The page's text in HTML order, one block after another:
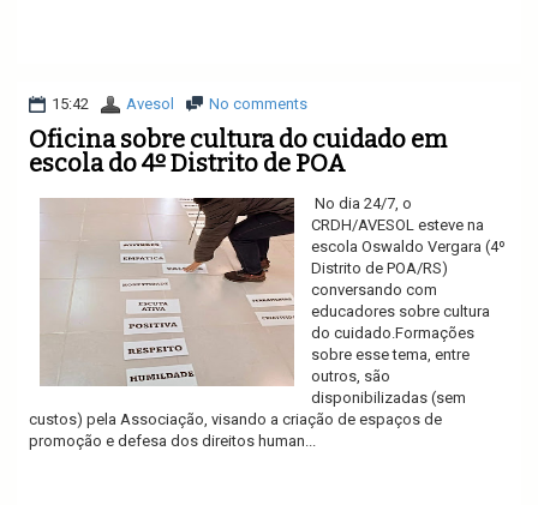
15:42 Avesol No comments
Oficina sobre cultura do cuidado em
escola do 4º Distrito de POA
No dia 24/7, o
CRDH/AVESOL esteve na
escola Oswaldo Vergara (4º
Distrito de POA/RS)
conversando com
educadores sobre cultura
do cuidado.Formações
sobre esse tema, entre
outros, são
disponibilizadas (sem
custos) pela Associação, visando a criação de espaços de
promoção e defesa dos direitos human...